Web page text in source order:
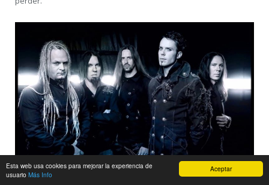
Aceptar
Esta web usa cookies para mejorar la experiencia de
usuario Más Info